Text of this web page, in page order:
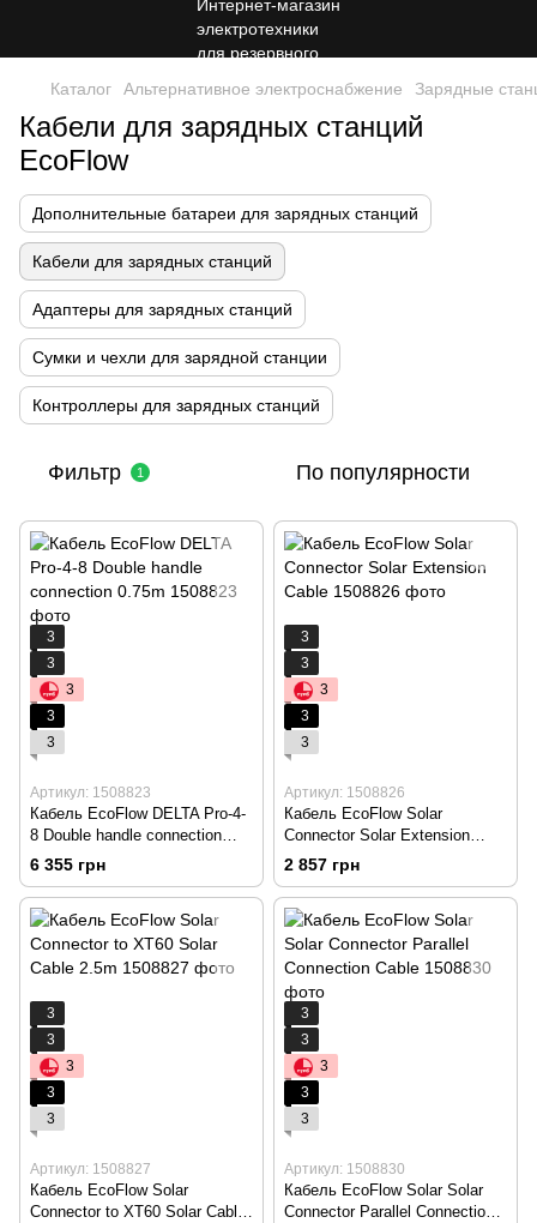
Каталог Альтернативное электроснабжение Зарядные
Кабели для зарядных станций
EcoFlow
Дополнительные батареи для зарядных станций
Кабели для зарядных станций
Адаптеры для зарядных станций
Сумки и чехли для зарядной станции
Контроллеры для зарядных станций
Фильтр 1 По популярности
3
3
3
3
3
Артикул: 1508823
Кабель EcoFlow DELTA Pro-4-
8 Double handle connection
0.75m
6 355 грн
3
3
3
3
3
Артикул: 1508826
Кабель EcoFlow Solar
Connector Solar Extension
Cable
2 857 грн
3
3
3
3
3
Артикул: 1508827
Кабель EcoFlow Solar
Connector to XT60 Solar Cable
3
3
3
3
3
Артикул: 1508830
Кабель EcoFlow Solar Solar
Connector Parallel Connection